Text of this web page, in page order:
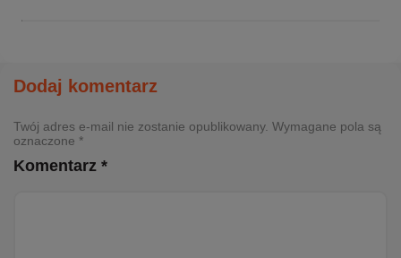
Dodaj komentarz
Twój adres e-mail nie zostanie opublikowany. Wymagane pola są
oznaczone *
Komentarz *